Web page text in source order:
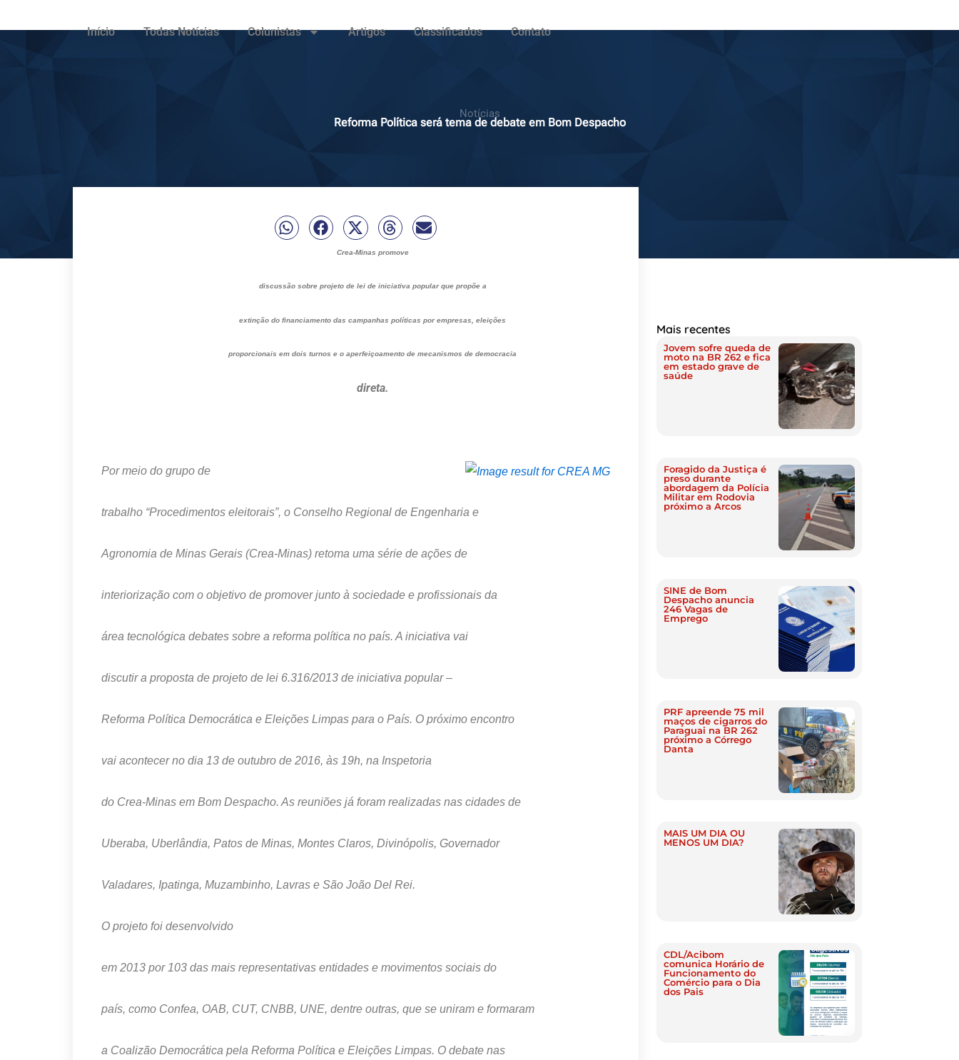
Início Todas Notícias Colunistas Artigos Classificados Contato
Notícias
Reforma Política será tema de debate em Bom Despacho
Crea-Minas promove
discussão sobre projeto de lei de iniciativa popular que propõe a
extinção do financiamento das campanhas políticas por empresas, eleições
proporcionais em dois turnos e o aperfeiçoamento de mecanismos de democracia
direta.
Por meio do grupo de
trabalho “Procedimentos eleitorais”, o Conselho Regional de Engenharia e
Agronomia de Minas Gerais (Crea-Minas) retoma uma série de ações de
interiorização com o objetivo de promover junto à sociedade e profissionais da
área tecnológica debates sobre a reforma política no país. A iniciativa vai
discutir a proposta de projeto de lei 6.316/2013 de iniciativa popular –
Reforma Política Democrática e Eleições Limpas para o País. O próximo encontro
vai acontecer no dia 13 de outubro de 2016, às 19h, na Inspetoria
do Crea-Minas em Bom Despacho. As reuniões já foram realizadas nas cidades de
Uberaba, Uberlândia, Patos de Minas, Montes Claros, Divinópolis, Governador
Valadares, Ipatinga, Muzambinho, Lavras e São João Del Rei.
O projeto foi desenvolvido
em 2013 por 103 das mais representativas entidades e movimentos sociais do
país, como Confea, OAB, CUT, CNBB, UNE, dentre outras, que se uniram e formaram
a Coalizão Democrática pela Reforma Política e Eleições Limpas. O debate nas
Mais recentes
Jovem sofre queda de
moto na BR 262 e fica
em estado grave de
saúde
Foragido da Justiça é
preso durante
abordagem da Polícia
Militar em Rodovia
próximo a Arcos
SINE de Bom
Despacho anuncia
246 Vagas de
Emprego
PRF apreende 75 mil
maços de cigarros do
Paraguai na BR 262
próximo a Córrego
Danta
MAIS UM DIA OU
MENOS UM DIA?
CDL/Acibom
comunica Horário de
Funcionamento do
Comércio para o Dia
dos Pais